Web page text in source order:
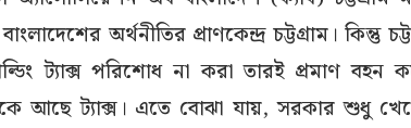
অর্থনীতির প্রাণকেন্দ্র চট্টগ্রাম।
ট্যাক্স পরিশোধ না করা তারই প্রমাণ বহন
ট্যাক্স। এতে বোঝা যায়, সরকার শুধু